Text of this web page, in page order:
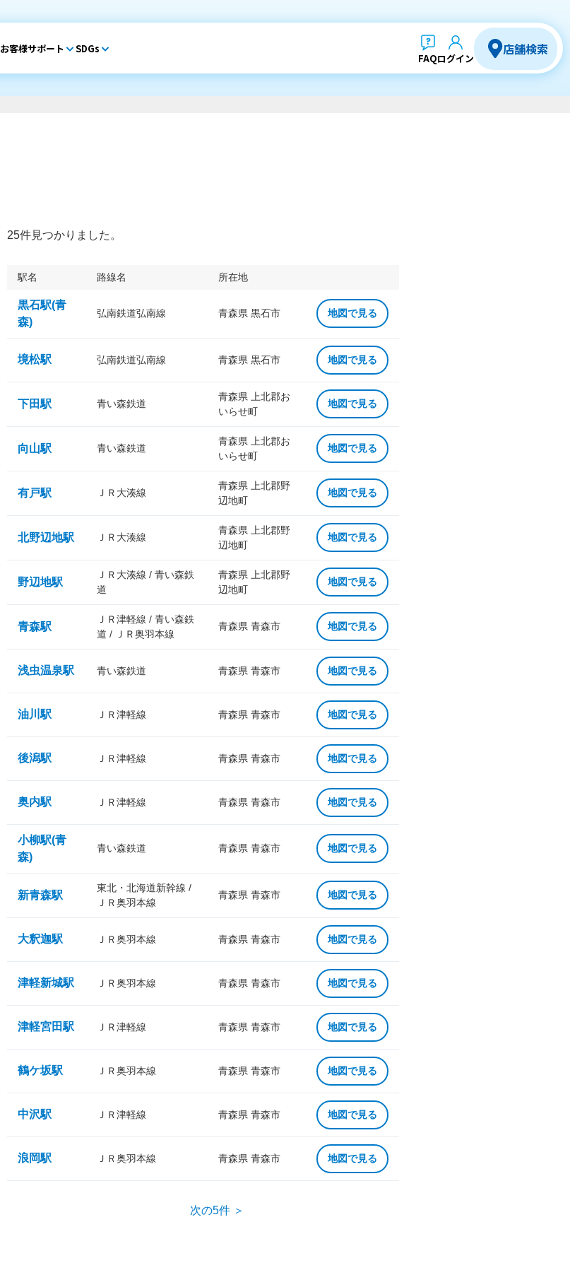
お客様サポート SDGs
FAQログイン
店舗検索
25件見つかりました。
駅名 路線名 所在地
黒石駅(青
森)
弘南鉄道弘南線 青森県 黒石市 地図で見る
境松駅 弘南鉄道弘南線 青森県 黒石市 地図で見る
下田駅 青い森鉄道
青森県 上北郡お
いらせ町
地図で見る
向山駅 青い森鉄道
青森県 上北郡お
いらせ町
地図で見る
有戸駅 ＪＲ大湊線
青森県 上北郡野
辺地町
地図で見る
北野辺地駅 ＪＲ大湊線
青森県 上北郡野
辺地町
地図で見る
野辺地駅
ＪＲ大湊線 / 青い森鉄
道
青森県 上北郡野
辺地町
地図で見る
青森駅
ＪＲ津軽線 / 青い森鉄
道 / ＪＲ奥羽本線
青森県 青森市 地図で見る
浅虫温泉駅 青い森鉄道 青森県 青森市 地図で見る
油川駅 ＪＲ津軽線 青森県 青森市 地図で見る
後潟駅 ＪＲ津軽線 青森県 青森市 地図で見る
奥内駅 ＪＲ津軽線 青森県 青森市 地図で見る
小柳駅(青
森)
青い森鉄道 青森県 青森市 地図で見る
新青森駅
東北・北海道新幹線 /
ＪＲ奥羽本線
青森県 青森市 地図で見る
大釈迦駅 ＪＲ奥羽本線 青森県 青森市 地図で見る
津軽新城駅 ＪＲ奥羽本線 青森県 青森市 地図で見る
津軽宮田駅 ＪＲ津軽線 青森県 青森市 地図で見る
鶴ケ坂駅 ＪＲ奥羽本線 青森県 青森市 地図で見る
中沢駅 ＪＲ津軽線 青森県 青森市 地図で見る
浪岡駅 ＪＲ奥羽本線 青森県 青森市 地図で見る
次の5件 ＞